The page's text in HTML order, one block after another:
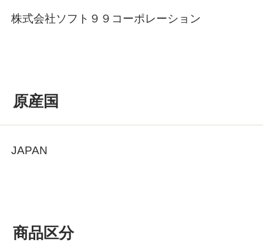
株式会社ソフト９９コーポレーション
原産国
JAPAN
商品区分